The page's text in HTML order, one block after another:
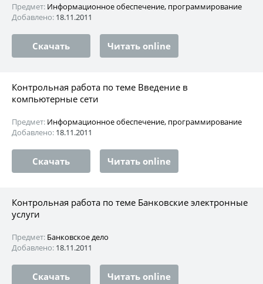
Предмет: Информационное обеспечение, программирование
Добавлено: 18.11.2011
Скачать Читать online
Контрольная работа по теме Введение в
компьютерные сети
Предмет: Информационное обеспечение, программирование
Добавлено: 18.11.2011
Скачать Читать online
Контрольная работа по теме Банковские электронные
услуги
Предмет: Банковское дело
Добавлено: 18.11.2011
Скачать Читать online